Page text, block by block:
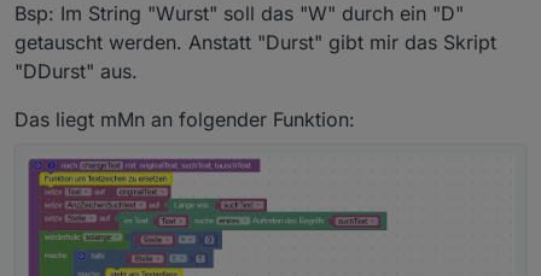
Bsp: Im String "Wurst" soll das "W" durch ein "D"
getauscht werden. Anstatt "Durst" gibt mir das Skript
"DDurst" aus.
Das liegt mMn an folgender Funktion: